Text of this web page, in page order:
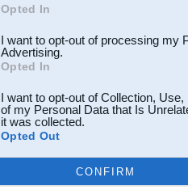
Opted In
I want to opt-out of processing my
Advertising.
Opted In
I want to opt-out of Collection,
of my Personal Data that Is
it was collected.
Opted Out
CONFIRM